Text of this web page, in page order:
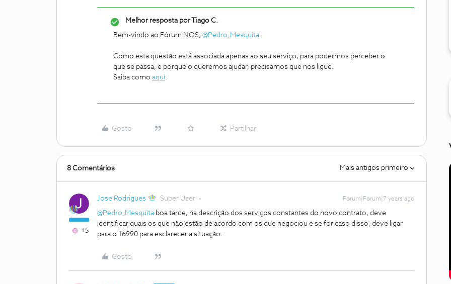
Melhor resposta porTiago C.
Bem-vindo ao Fórum NOS, @Pedro_Mesquita.
Como esta questão está associada apenas ao seu serviço, para podermos perceber o
que se passa, e porque o queremos ajudar, precisamos que nos ligue.
Saiba como aqui.
Gosto Partilhar
8 Comentários Mais antigos primeiro
+5
Jose Rodrigues Super User Forum|Forum|7 years ago
@Pedro_Mesquitaboa tarde, na descrição dos serviços constantes do novo contrato, deve
identificar quais os que não estão de acordo com os que negociou e se for caso disso, deve ligar
para o 16990 para esclarecer a situação.
Gosto